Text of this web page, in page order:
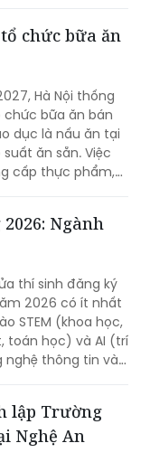
ngày, nguồn
trình chế biến và
động bữa ăn bán
chức bữa ăn
Hà Nội thống
bữa ăn bán
ăn sẵn. Việc
cấp thực phẩm,
hiện công khai,
sát của chính
trường và phụ
Ngành
thí sinh đăng ký
2026 có ít nhất
toán học) và AI (trí
thông tin và
chiến lược. Sự